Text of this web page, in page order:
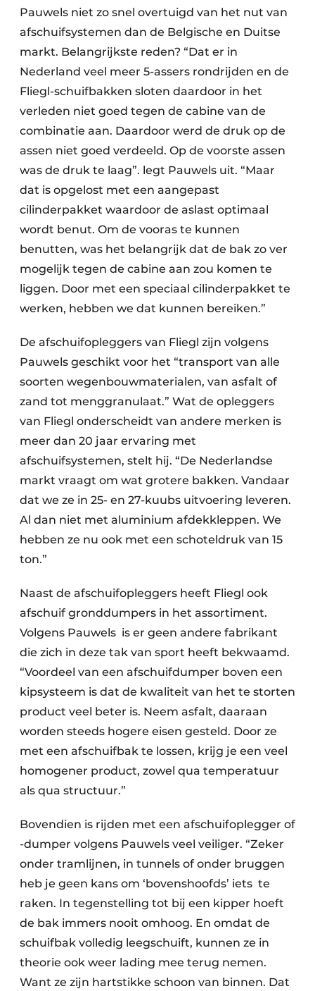
Pauwels niet zo snel overtuigd van het nut van
afschuifsystemen dan de Belgische en Duitse
markt. Belangrijkste reden? “Dat er in
Nederland veel meer 5-assers rondrijden en de
Fliegl-schuifbakken sloten daardoor in het
verleden niet goed tegen de cabine van de
combinatie aan. Daardoor werd de druk op de
assen niet goed verdeeld. Op de voorste assen
was de druk te laag”. legt Pauwels uit. “Maar
dat is opgelost met een aangepast
cilinderpakket waardoor de aslast optimaal
wordt benut. Om de vooras te kunnen
benutten, was het belangrijk dat de bak zo ver
mogelijk tegen de cabine aan zou komen te
liggen. Door met een speciaal cilinderpakket te
werken, hebben we dat kunnen bereiken.”
De afschuifopleggers van Fliegl zijn volgens
Pauwels geschikt voor het “transport van alle
soorten wegenbouwmaterialen, van asfalt of
zand tot menggranulaat.” Wat de opleggers
van Fliegl onderscheidt van andere merken is
meer dan 20 jaar ervaring met
afschuifsystemen, stelt hij. “De Nederlandse
markt vraagt om wat grotere bakken. Vandaar
dat we ze in 25- en 27-kuubs uitvoering leveren.
Al dan niet met aluminium afdekkleppen. We
hebben ze nu ook met een schoteldruk van 15
ton.”
Naast de afschuifopleggers heeft Fliegl ook
afschuif gronddumpers in het assortiment.
Volgens Pauwels is er geen andere fabrikant
die zich in deze tak van sport heeft bekwaamd.
“Voordeel van een afschuifdumper boven een
kipsysteem is dat de kwaliteit van het te storten
product veel beter is. Neem asfalt, daaraan
worden steeds hogere eisen gesteld. Door ze
met een afschuifbak te lossen, krijg je een veel
homogener product, zowel qua temperatuur
als qua structuur.”
Bovendien is rijden met een afschuifoplegger of
-dumper volgens Pauwels veel veiliger. “Zeker
onder tramlijnen, in tunnels of onder bruggen
heb je geen kans om ‘bovenshoofds’ iets te
raken. In tegenstelling tot bij een kipper hoeft
de bak immers nooit omhoog. En omdat de
schuifbak volledig leegschuift, kunnen ze in
theorie ook weer lading mee terug nemen.
Want ze zijn hartstikke schoon van binnen. Dat